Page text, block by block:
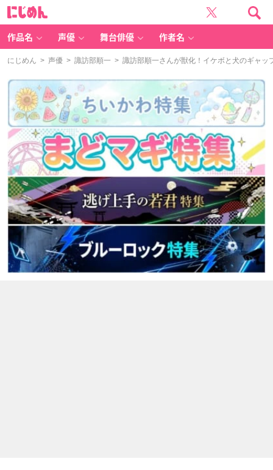
作品名 声優 舞台俳優 作者名
にじめん > 声優 > 諏訪部順一 > 諏訪部順一さんが獣化！イケボと犬のギャッ